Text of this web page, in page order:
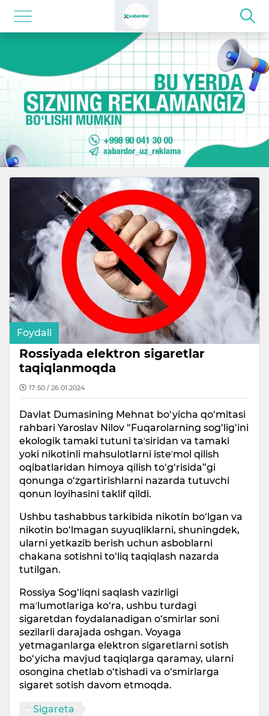
Foydali
Rossiyada elektron sigaretlar
taqiqlanmoqda
17:50 / 26.01.2024
Davlat Dumasining Mehnat bo‘yicha qo‘mitasi
rahbari Yaroslav Nilov “Fuqarolarning sog‘lig‘ini
ekologik tamaki tutuni taʼsiridan va tamaki
yoki nikotinli mahsulotlarni isteʼmol qilish
oqibatlaridan himoya qilish to‘g‘risida”gi
qonunga o‘zgartirishlarni nazarda tutuvchi
qonun loyihasini taklif qildi.
Ushbu tashabbus tarkibida nikotin bo‘lgan va
nikotin bo‘lmagan suyuqliklarni, shuningdek,
ularni yetkazib berish uchun asboblarni
chakana sotishni to‘liq taqiqlash nazarda
tutilgan.
Rossiya Sog‘liqni saqlash vazirligi
maʼlumotlariga ko‘ra, ushbu turdagi
sigaretdan foydalanadigan o‘smirlar soni
sezilarli darajada oshgan. Voyaga
yetmaganlarga elektron sigaretlarni sotish
bo‘yicha mavjud taqiqlarga qaramay, ularni
osongina chetlab o‘tishadi va o‘smirlarga
sigaret sotish davom etmoqda.
Sigareta